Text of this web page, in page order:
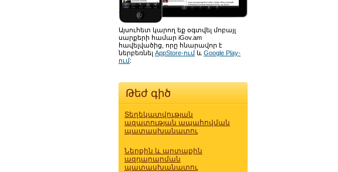
Այսուհետ կարող եք օգտվել մոբայլ
սարքերի համար iGov.am
հավելվածից, որը հնարավոր է
ներբեռնել AppStore-ում և Google Play-
ում:
Թեժ գիծ
Տեղեկատվության
ազատության ապահովման
պատասխանատու
Ներքին և արտաքին
ազդարարման
պատասխանատու